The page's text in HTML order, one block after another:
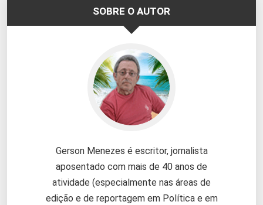
SOBRE O AUTOR
Gerson Menezes é escritor, jornalista
aposentado com mais de 40 anos de
atividade (especialmente nas áreas de
edição e de reportagem em Política e em